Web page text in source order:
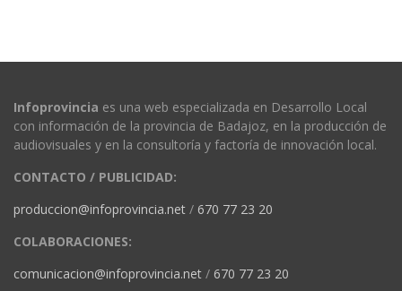
Infoprovincia es una web especializada en Desarrollo Local
con información de la provincia de Badajoz, en la producción de
audiovisuales y en la consultoría y factoría de innovación local.
CONTACTO / PUBLICIDAD:
produccion@infoprovincia.net / 670 77 23 20
COLABORACIONES:
comunicacion@infoprovincia.net / 670 77 23 20